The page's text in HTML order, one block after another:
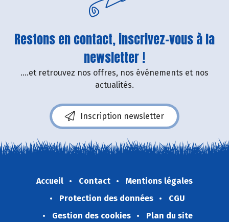
Restons en contact, inscrivez-vous à la
newsletter !
....et retrouvez nos offres, nos événements et nos
actualités.
Inscription newsletter
Accueil Contact
Mentions légales
Protection des données
CGU
Gestion des cookies
Plan du site